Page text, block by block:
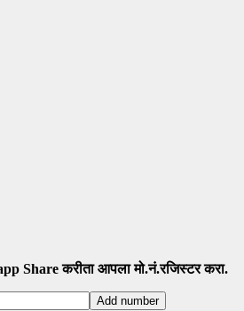
Share करीता आपला मो.नं.रजिस्टर करा.